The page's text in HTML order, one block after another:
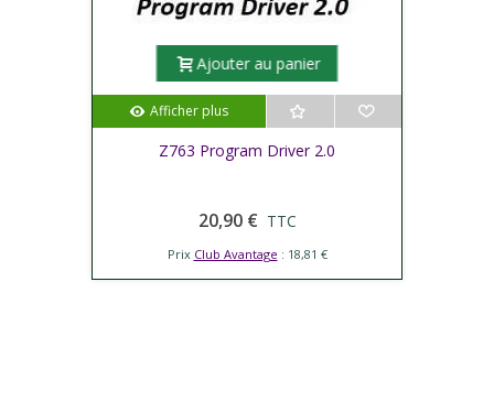
Ajouter au panier
Afficher plus
Z763 Program Driver 2.0
20,90 € TTC
Prix Club Avantage : 18,81 €